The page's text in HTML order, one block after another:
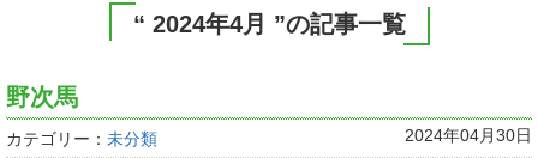
“ 2024年4月 ”の記事一覧
野次馬
カテゴリー： 未分類 2024年04月30日